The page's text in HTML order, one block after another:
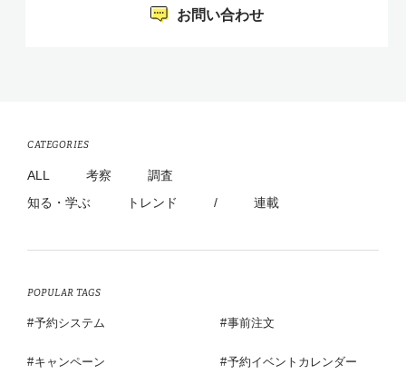
お問い合わせ
CATEGORIES
ALL 考察
調査
知る・学ぶ
トレンド / 連載
POPULAR TAGS
予約システム 事前注文
キャンペーン 予約イベントカレンダー